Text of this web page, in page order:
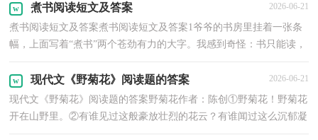
煮书阅读短文及答案 2026-06-21
煮书阅读短文及答案煮书阅读短文及答案1爷爷的书房里挂着一张条
幅，上面写着“煮书”两个苍劲有力的大字。我感到奇怪：书只能读，
现代文《野菊花》阅读题的答案 2026-06-21
现代文《野菊花》阅读题的答案野菊花作者：陈创①野菊花！野菊花
开在山野里。②有谁见过这般豪放壮烈的花云？有谁闻过这么沉郁凝